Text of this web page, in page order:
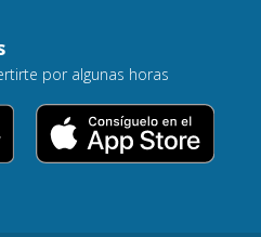
por algunas horas